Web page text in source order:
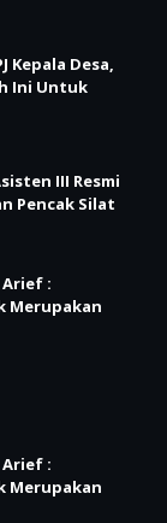
Kepala Desa,
Ini Untuk
III Resmi
Pencak Silat
Arief :
Merupakan
Arief :
Merupakan